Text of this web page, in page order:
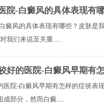
院-白癜风的具体表现有
癜风的具体表现有哪些？皮肤是
我们来说至关重.....
好的医院-白癜风早期有
医院-白癜风早期有怎样的症状表
成部分，然而白癜.....